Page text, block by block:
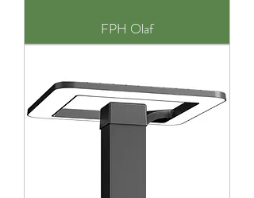
FPH Olaf